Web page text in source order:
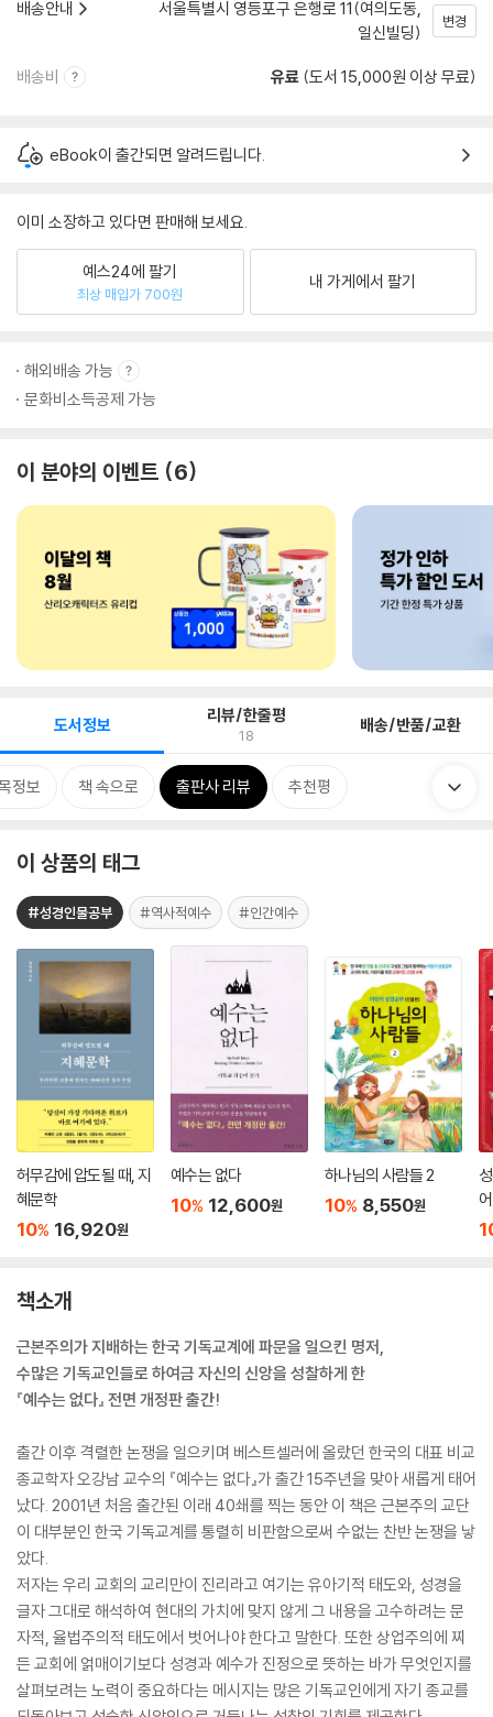
배송안내
서울특별시 영등포구 은행로 11(여의도동,
일신빌딩)
변경
배송비 유료 (도서 15,000원 이상 무료)
eBook이 출간되면 알려드립니다.
이미 소장하고 있다면 판매해 보세요.
예스24에 팔기
최상 매입가 700원
내 가게에서 팔기
해외배송 가능
문화비소득공제 가능
이 분야의 이벤트 6
도서정보 리뷰/한줄평
18 배송/반품/교환
정보 책 속으로 출판사 리뷰 추천평
이 상품의 태그
#성경인물공부 #역사적예수 #인간예수
허무감에 압도될 때, 지
혜문학
10% 16,920원
예수는 없다
10% 12,600원
하나님의 사람들 2
10% 8,550원
책소개
근본주의가 지배하는 한국 기독교계에 파문을 일으킨 명저,
수많은 기독교인들로 하여금 자신의 신앙을 성찰하게 한
『예수는 없다』 전면 개정판 출간!
출간 이후 격렬한 논쟁을 일으키며 베스트셀러에 올랐던 한국의 대표 비교
종교학자 오강남 교수의 『예수는 없다』가 출간 15주년을 맞아 새롭게 태어
났다. 2001년 처음 출간된 이래 40쇄를 찍는 동안 이 책은 근본주의 교단
이 대부분인 한국 기독교계를 통렬히 비판함으로써 수없는 찬반 논쟁을 낳
았다.
저자는 우리 교회의 교리만이 진리라고 여기는 유아기적 태도와, 성경을
글자 그대로 해석하여 현대의 가치에 맞지 않게 그 내용을 고수하려는 문
자적, 율법주의적 태도에서 벗어나야 한다고 말한다. 또한 상업주의에 찌
든 교회에 얽매이기보다 성경과 예수가 진정으로 뜻하는 바가 무엇인지를
살펴보려는 노력이 중요하다는 메시지는 많은 기독교인에게 자기 종교를